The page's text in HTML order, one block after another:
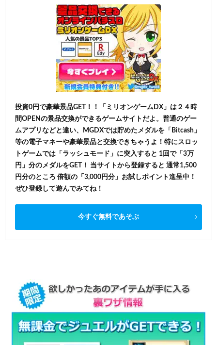
投資0円で豪華景品GET！！「ミリオンゲームDX」は２４時
間OPENの景品交換ができるゲームサイトだよ。普通のゲー
ムアプリなどと違い、MGDXでは貯めたメダルを「Bitcash」
等の電子マネーや豪華景品と交換できちゃうよ！特にスロッ
トゲームでは「ラッシュモード」に突入すると 1回で「3万
円」分のメダルをGET！ 当サイトから登録すると 通常1,500
円分のところ 倍額の「3,000円分」お試しポイント進呈中！
ぜひ登録して遊んでみてね！
今すぐ無料であそぶ